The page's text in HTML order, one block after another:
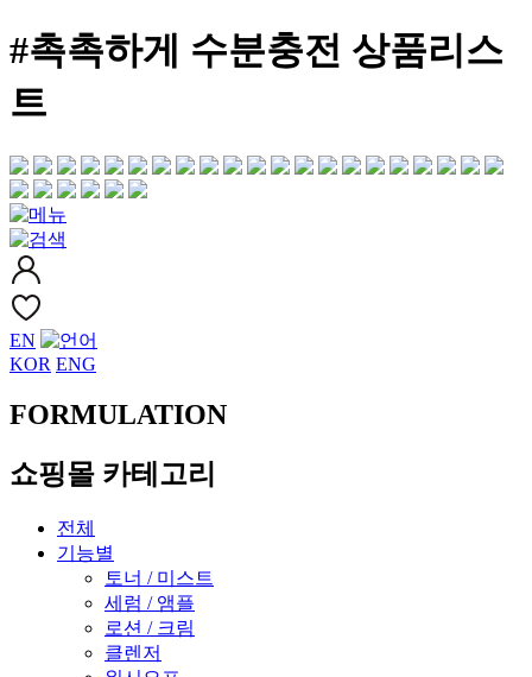
#촉촉하게 수분충전 상품리스
트
EN
KOR ENG
FORMULATION
쇼핑몰 카테고리
전체
기능별
토너 / 미스트
세럼 / 앰플
로션 / 크림
클렌저